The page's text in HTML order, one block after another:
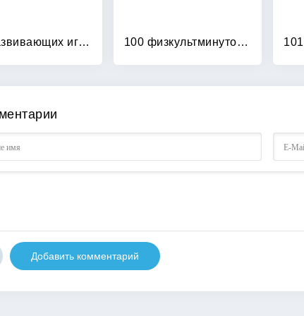
100 развивающих игр и упражнений от рождения до года 100 физкультминуток на логопедических занятиях